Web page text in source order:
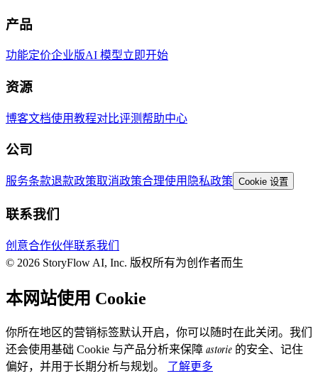
产品
功能定价企业版AI 模型立即开始
资源
博客文档使用教程对比评测帮助中心
公司
服务条款退款政策取消政策合理使用 隐私政策 Cookie 设置
联系我们
创意合作伙伴联系我们
© 2026 StoryFlow AI, Inc. 版权所有为创作者而生
本网站使用 Cookie
你所在地区的营销标签默认开启，你可以随时在此关闭。我们
还会使用基础 Cookie 与产品分析来保障 astorie 的安全、记住
偏好，并用于长期分析与规划。
了解更多